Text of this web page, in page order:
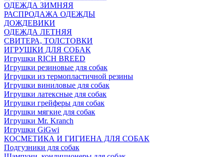
ОДЕЖДА ЗИМНЯЯ
РАСПРОДАЖА ОДЕЖДЫ
ДОЖДЕВИКИ
ОДЕЖДА ЛЕТНЯЯ
СВИТЕРА, ТОЛСТОВКИ
ИГРУШКИ ДЛЯ СОБАК
Игрушки RICH BREED
Игрушки резиновые для собак
Игрушки из термопластичной резины
Игрушки виниловые для собак
Игрушки латексные для собак
Игрушки грейферы для собак
Игрушки мягкие для собак
Игрушки Mr. Kranch
Игрушки GiGwi
КОСМЕТИКА И ГИГИЕНА ДЛЯ СОБАК
Подгузники для собак